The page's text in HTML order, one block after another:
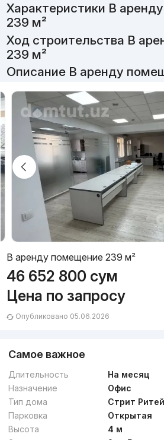
Характеристики В
239 м²
Ход строительства В
239 м²
Описание В аренду
В аренду помещение 239 м²
46 652 800 сум
Цена по запросу
Опубликовано 05.06.2026
Самое важное
Длительность
На месяц
Назначение
Офис
Тип дома
Стрит
Парковка
Открытая
Высота
4 м